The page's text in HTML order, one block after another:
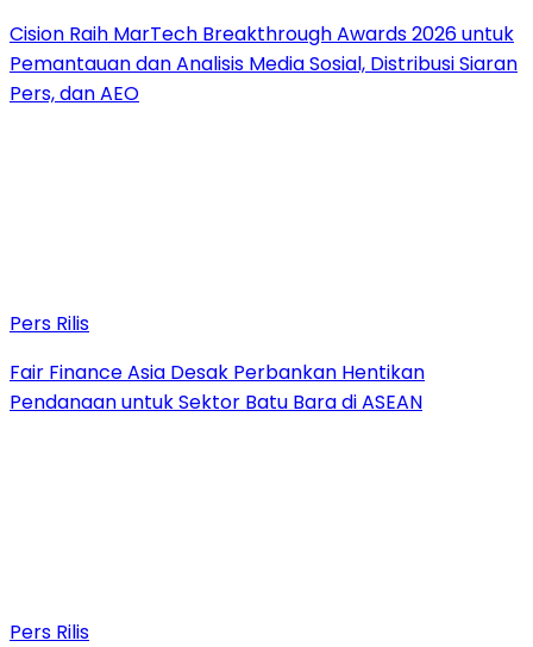
Cision Raih MarTech Breakthrough Awards 2026 untuk
Pemantauan dan Analisis Media Sosial, Distribusi Siaran
Pers, dan AEO
Pers Rilis
Fair Finance Asia Desak Perbankan Hentikan
Pendanaan untuk Sektor Batu Bara di ASEAN
Pers Rilis